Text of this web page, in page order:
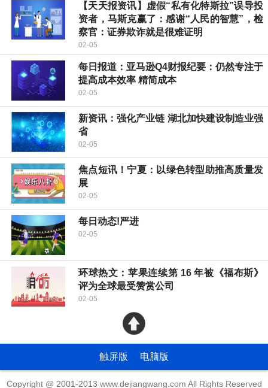
【天天报资讯】虚假“私有化特斯拉”误导投
资者，马斯克赢了：感谢“人民的智慧”，检
察官：证券欺诈就是很难证明
02-05
每日报道：亚马逊Q4财报纪要：仍然专注于
提高成本效率 精简成本
02-05
新资讯：强化产业链 湖北加快建设制造业强
省
02-05
焦点短讯！宁夏：以绿色转型助推高质量发
展
02-05
每日动态!严进
02-05
环球热文：苹果连续第 16 年被《福布斯》
评为全球最受赞赏公司
02-05
触屏版 电脑版
Copyright @ 2001-2013 www.dejiangwang.com All Rights Reserved